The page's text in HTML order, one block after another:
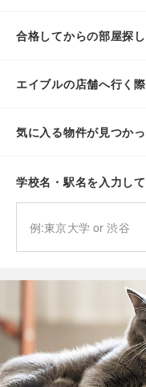
合格してからの部屋探
エイブルの店舗へ行く
気に入る物件が見つか
学校名・駅名を入力し